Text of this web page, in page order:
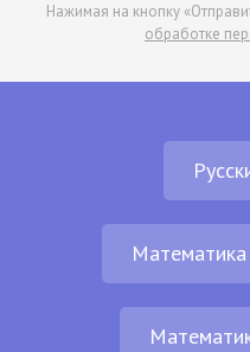
Нажимая на кнопку
обработке